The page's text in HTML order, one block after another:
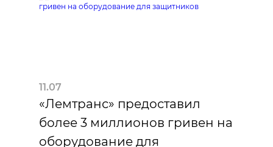
11.07
«Лемтранс» предоставил
более 3 миллионов гривен на
оборудование для